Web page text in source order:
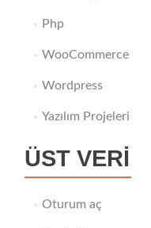
Php
WooCommerce
Wordpress
Yazılım Projeleri
ÜST VERI
Oturum aç